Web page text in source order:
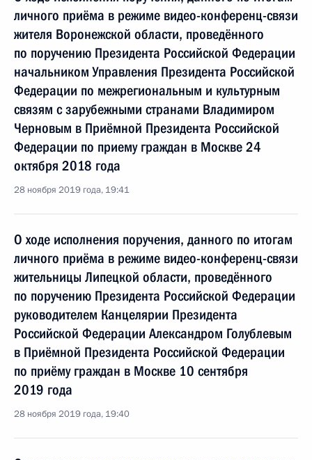
личного приёма в режиме видео-конференц-связи
жителя Воронежской области, проведённого
по поручению Президента Российской Федерации
начальником Управления Президента Российской
Федерации по межрегиональным и культурным
связям с зарубежными странами Владимиром
Черновым в Приёмной Президента Российской
Федерации по приему граждан в Москве 24
октября 2018 года
28 ноября 2019 года, 19:41
О ходе исполнения поручения, данного по итогам
личного приёма в режиме видео-конференц-связи
жительницы Липецкой области, проведённого
по поручению Президента Российской Федерации
руководителем Канцелярии Президента
Российской Федерации Александром Голублевым
в Приёмной Президента Российской Федерации
по приёму граждан в Москве 10 сентября
2019 года
28 ноября 2019 года, 19:40